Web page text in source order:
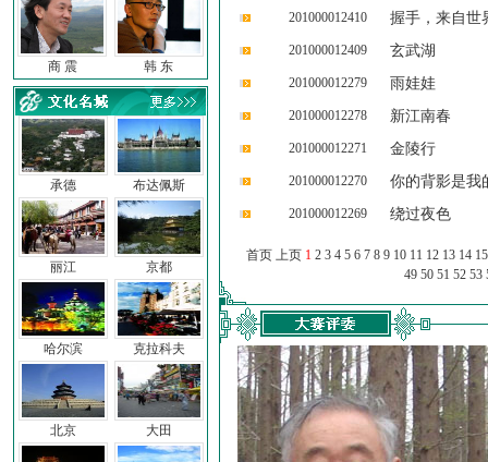
商 震 韩 东
承德
丽江
哈尔滨
北京
布达佩斯
京都
克拉科夫
大田
201000012410 握手，来自世
201000012409 玄武湖
201000012279 雨娃娃
201000012278 新江南春
201000012271 金陵行
201000012270 你的背影是我
201000012269 绕过夜色
首页 上页 1 2 3 4 5 6 7 8 9 10 11 12 13 14 15
49 50 51 52 53